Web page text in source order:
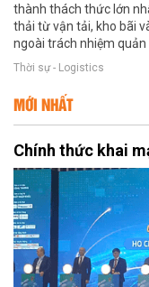
thành thách thức lớn
thải từ vận tải, kho bãi
ngoài trách nhiệm quản
Thời sự - Logistics
MỚI NHẤT
Chính thức khai